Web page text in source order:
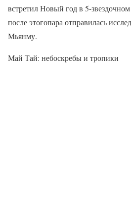
встретил Новый год в 5-
после этогопара отправилась
Мьянму.
Май Тай: небоскребы и тропики